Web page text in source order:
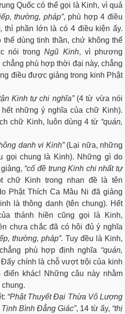
Quốc có thể gọi là Kinh, vì quả
thường, pháp”, phù hợp 4 điều
thì phần lớn là có 4 điều kiện ấy.
dùng tinh thần, chứ không thể
nói trongNgũ Kinh, vì phương
phù hợp thời đại này, chẳng
điều được giảng trong kinh Phật
Kinh tự chi nghĩa” (4 từ vừa nói
những ý nghĩa của chữ Kinh).
chữ Kinh, luôn dùng 4 từ “quán,
danh vi Kinh” (Lại nữa, những
gọi chung là Kinh). Những gì do
“cố đề trung Kinh chi nhất tự
chữ Kinh trong nhan đề là tên
Phật Thích Ca Mâu Ni đã giảng
là thông danh (tên chung). Hết
thánh hiền cũng gọi là Kinh,
chưa chắc đã có hội đủ ý nghĩa
thường, pháp”. Tuy đều là Kinh,
phù hợp định nghĩa “quán,
Đấy chính là chỗ vượt trội của kinh
khác! Những câu này nhằm
“Phật Thuyết Đại Thừa Vô Lượng
Bình Đẳng Giác”, 14 từ ấy, “thị